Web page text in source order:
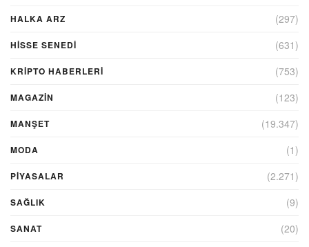
HALKA ARZ (297)
HİSSE SENEDİ (631)
KRIPTO HABERLERI (753)
MAGAZİN (123)
MANŞET (19.347)
MODA (1)
PİYASALAR (2.271)
SAĞLIK (9)
SANAT (20)